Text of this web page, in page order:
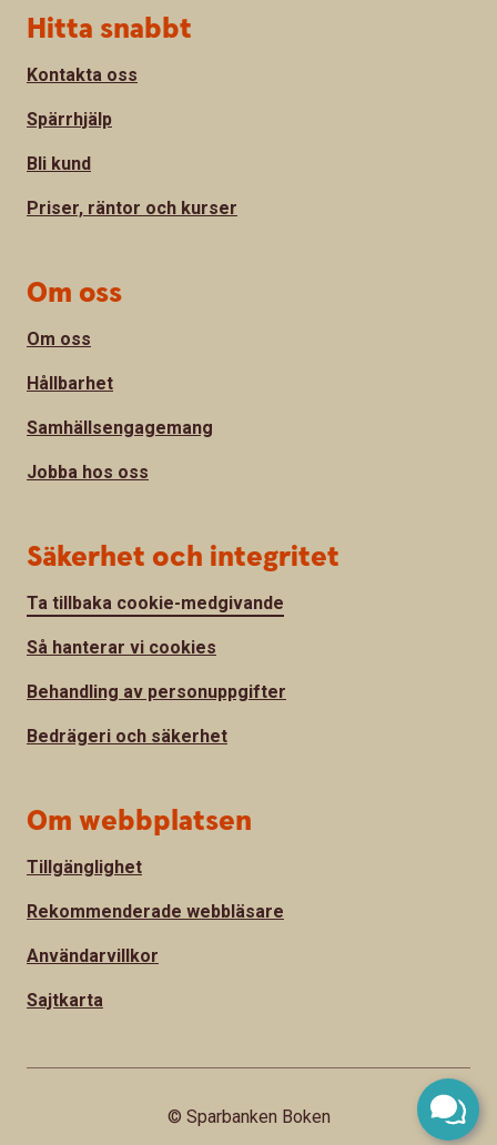
Sidfot
Hitta snabbt
Kontakta oss
Spärrhjälp
Bli kund
Priser, räntor och kurser
Om oss
Om oss
Hållbarhet
Samhällsengagemang
Jobba hos oss
Säkerhet och integritet
Ta tillbaka cookie-medgivande
Så hanterar vi cookies
Behandling av personuppgifter
Bedrägeri och säkerhet
Om webbplatsen
Tillgänglighet
Rekommenderade webbläsare
Användarvillkor
Sajtkarta
© Sparbanken Boken